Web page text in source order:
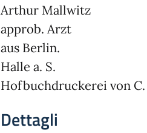
Arthur Mallwitz
approb. Arzt
aus Berlin.
Halle a. S.
Hofbuchdruckerei von C.
Dettagli